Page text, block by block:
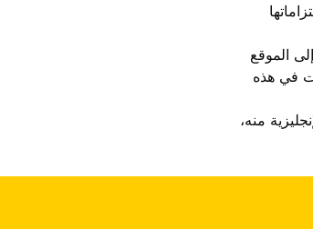
الموقع
في هذه
منه،